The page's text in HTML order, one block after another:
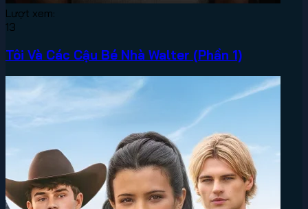
Lượt xem:
13
Tôi Và Các Cậu Bé Nhà Walter (Phần 1)